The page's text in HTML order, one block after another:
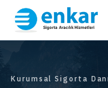
Kurumsal Sigorta